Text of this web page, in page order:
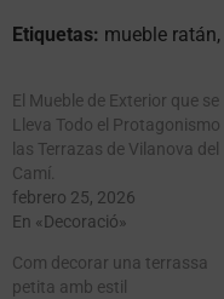
Etiquetas: mueble
El Mueble de Exterior que se
Lleva Todo el Protagonismo
las Terrazas de Vilanova del
Camí.
febrero 25, 2026
En «Decoració»
Com decorar una terrassa
petita amb estil